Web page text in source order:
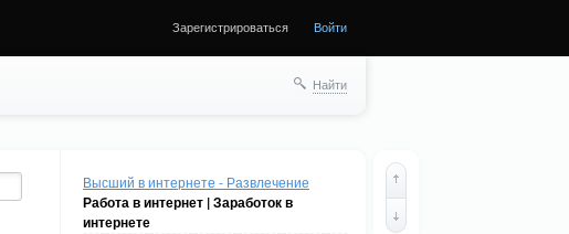
Зарегистрироваться Войти
Найти
Высший в интернете - Развлечение
Работа в интернет | Заработок в
интернете